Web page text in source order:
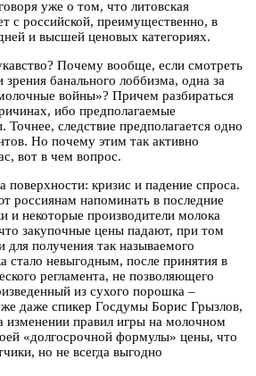
уже о том, что литовская
с российской, преимущественно, в
и высшей ценовых категориях.
Почему вообще, если смотреть
зрения банального лоббизма, одна за
войны»? Причем разбираться
ибо предполагаемые
Точнее, следствие предполагается одно
Но почему этим так активно
вот в чем вопрос.
поверхности: кризис и падение спроса.
россиянам напоминать в последние
и некоторые производители молока
закупочные цены падают, при том
получения так называемого
стало невыгодным, после принятия в
регламента, не позволяющего
из сухого порошка –
даже спикер Госдумы Борис Грызлов,
изменении правил игры на молочном
«долгосрочной формулы» цены, что
но не всегда выгодно